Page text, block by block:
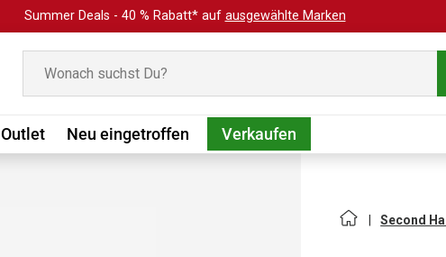
Summer Deals - 40 % Rabatt* auf ausgewählte Marken
Outlet Neu eingetroffen Verkaufen
Second